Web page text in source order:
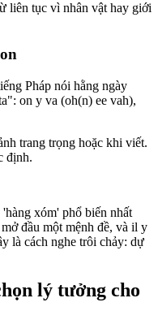
liên tục vì nhân vật hay giới
Pháp nói hằng ngày
on y va (oh(n) ee vah),
trang trọng hoặc khi viết.
định.
xóm' phổ biến nhất
đầu một mệnh đề, và il y
là cách nghe trôi chảy: dự
lý tưởng cho